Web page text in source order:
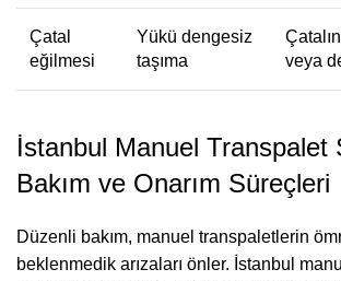
Çatal
eğilmesi
Yükü dengesiz
taşıma
veya
İstanbul Manuel Transpalet
Bakım ve Onarım Süreçleri
Düzenli bakım, manuel transpaletlerin
beklenmedik arızaları önler. İstanbul